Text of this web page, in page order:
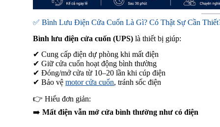
✅ Bình Lưu Điện Cửa Cuốn Là Gì? Có Thật Sự Cần
Bình lưu điện cửa cuốn (UPS) là thiết bị giúp:
✔ Cung cấp điện dự phòng khi mất điện
✔ Giữ cửa cuốn hoạt động bình thường
✔ Đóng/mở cửa từ 10–20 lần khi cúp điện
✔ Bảo vệmotor cửa cuốn, tránh sốc điện
👉 Hiểu đơn giản:
➡️Mất điện vẫn mở cửa bình thường như có điện